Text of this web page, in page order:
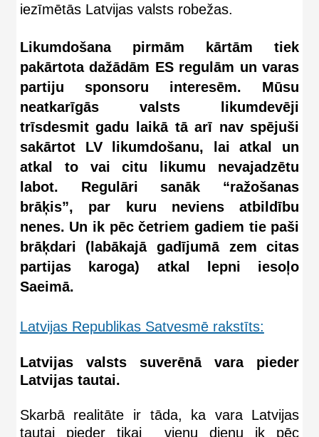
iezīmētās Latvijas valsts robežas.
Likumdošana pirmām kārtām tiek
pakārtota dažādām ES regulām un varas
partiju sponsoru interesēm. Mūsu
neatkarīgās valsts likumdevēji
trīsdesmit gadu laikā tā arī nav spējuši
sakārtot LV likumdošanu, lai atkal un
atkal to vai citu likumu nevajadzētu
labot. Regulāri sanāk “ražošanas
brāķis”, par kuru neviens atbildību
nenes. Un ik pēc četriem gadiem tie paši
brāķdari (labākajā gadījumā zem citas
partijas karoga) atkal lepni iesoļo
Saeimā.
Latvijas Republikas Satvesmē rakstīts:
Latvijas valsts suverēnā vara pieder
Latvijas tautai.
Skarbā realitāte ir tāda, ka vara Latvijas
tautai pieder tikai vienu dienu ik pēc